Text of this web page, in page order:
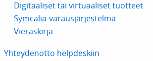
Digitaaliset tai virtuaaliset tuotteet
Symcalia-varausjärjestelmä
Vieraskirja
Yhteydenotto helpdeskiin